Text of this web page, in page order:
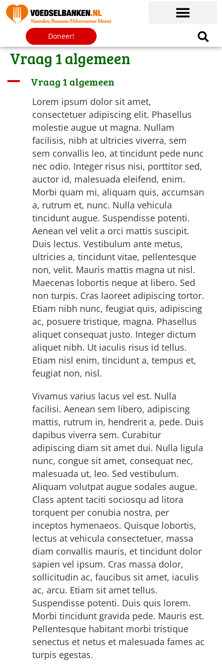
Doneer!
Vraag 1 algemeen
A Vraag 1 algemeen
Lorem ipsum dolor sit amet,
consectetuer adipiscing elit. Phasellus
molestie augue ut magna. Nullam
facilisis, nibh at ultricies viverra, sem
sem convallis leo, at tincidunt pede nunc
nec odio. Integer risus nisi, porttitor sed,
auctor id, malesuada eleifend, enim.
Morbi quam mi, aliquam quis, accumsan
a, rutrum et, nunc. Nulla vehicula
tincidunt augue. Suspendisse potenti.
Aenean vel velit a orci mattis suscipit.
Duis lectus. Vestibulum ante metus,
ultricies a, tincidunt vitae, pellentesque
non, velit. Mauris mattis magna ut nisl.
Maecenas lobortis neque at libero. Sed
non turpis. Cras laoreet adipiscing tortor.
Etiam nibh nunc, feugiat quis, adipiscing
ac, posuere tristique, magna. Phasellus
aliquet consequat justo. Integer dictum
aliquet nibh. Ut iaculis risus id tellus.
Etiam nisl enim, tincidunt a, tempus et,
feugiat non, nisl.
Vivamus varius lacus vel est. Nulla
facilisi. Aenean sem libero, adipiscing
mattis, rutrum in, hendrerit a, pede. Duis
dapibus viverra sem. Curabitur
adipiscing diam sit amet dui. Nulla ligula
nunc, congue sit amet, consequat nec,
malesuada ut, leo. Sed vestibulum.
Aliquam volutpat augue sodales augue.
Class aptent taciti sociosqu ad litora
torquent per conubia nostra, per
inceptos hymenaeos. Quisque lobortis,
lectus at vehicula consectetuer, massa
diam convallis mauris, et tincidunt dolor
sapien vel ipsum. Cras massa dolor,
sollicitudin ac, faucibus sit amet, iaculis
ac, arcu. Etiam sit amet tellus.
Suspendisse potenti. Duis quis lorem.
Morbi tincidunt gravida pede. Mauris est.
Pellentesque habitant morbi tristique
senectus et netus et malesuada fames ac
turpis egestas.